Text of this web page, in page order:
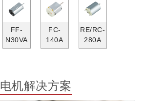
FF-
N30VA
FC-
140A
RE/RC-
280A
电机解决方案